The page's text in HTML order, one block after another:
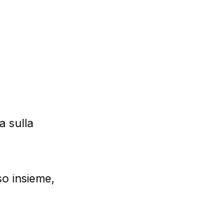
sulla
insieme,